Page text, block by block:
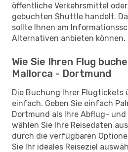
öffentliche Verkehrsmittel
gebuchten Shuttle handelt.
sollte Ihnen am
Alternativen anbieten können.
Wie Sie Ihren Flug
Mallorca - Dortmund
Die Buchung Ihrer Flugtickets
einfach. Geben Sie einfach
Dortmund als Ihre Abflug-
wählen Sie Ihre Reisedaten
durch die verfügbaren
Sie Ihr ideales Reiseziel